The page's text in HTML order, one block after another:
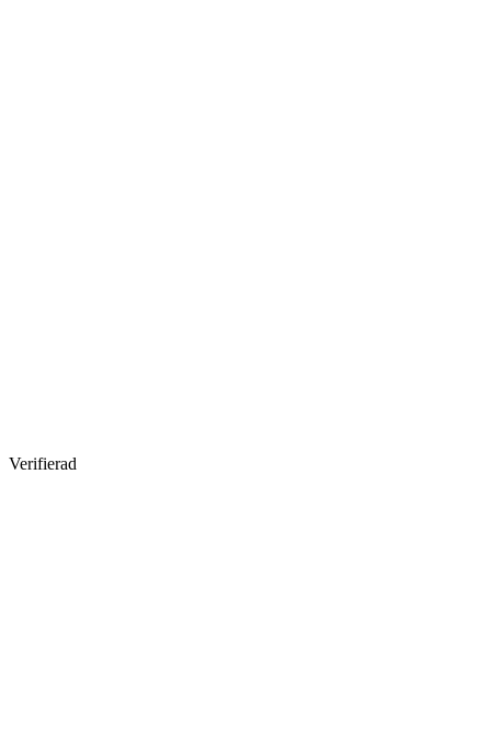
Verifierad